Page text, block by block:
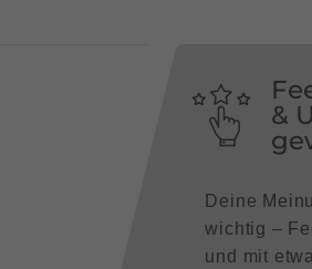
&
Deine
wichtig –
und mit